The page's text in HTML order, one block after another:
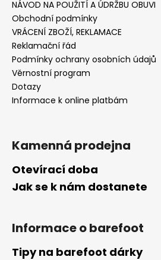
NÁVOD NA POUŽITÍ A ÚDRŽBU OBUVI
Obchodní podmínky
VRÁCENÍ ZBOŽÍ, REKLAMACE
Reklamační řád
Podmínky ochrany osobních údajů
Věrnostní program
Dotazy
Informace k online platbám
Kamenná prodejna
Otevírací doba
Jak se k nám dostanete
Informace o barefoot
Tipy na barefoot dárky